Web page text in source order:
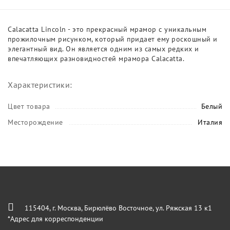
Calacatta Lincoln - это прекрасный мрамор с уникальным
прожилочным рисунком, который придает ему роскошный и
элегантный вид. Он является одним из самых редких и
впечатляющих разновидностей мрамора Calacatta.
Характеристики:
Цвет товара
Белый
Месторождение
Италия
115404, г. Москва, Бирюлёво Восточное, ул. Ряжская 13 к1
*Адрес для корреспонденции